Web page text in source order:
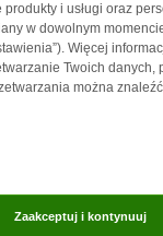
Kontakt Informacje o
Korzyści
i usługi oraz
w dowolnym
Więcej
Twoich danych,
można
Zaakceptuj i kontynuuj